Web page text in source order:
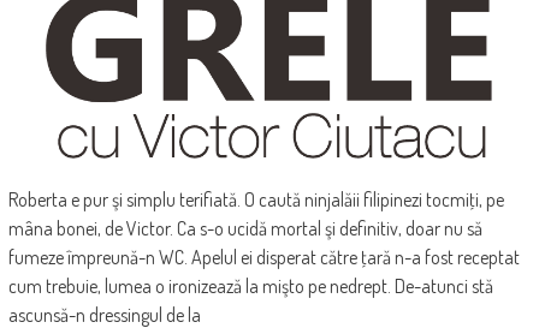
Roberta e pur şi simplu terifiată. O caută ninjalăii filipinezi tocmiţi, pe
mâna bonei, de Victor. Ca s-o ucidă mortal şi definitiv, doar nu să
fumeze împreună-n WC. Apelul ei disperat către ţară n-a fost receptat
cum trebuie, lumea o ironizează la mişto pe nedrept. De-atunci stă
ascunsă-n dressingul de la